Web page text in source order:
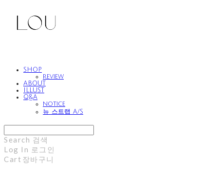
SHOP
review
ABOUT
ILLUST
Q&A
notice
뉴 스트랩 A/S
Search 검색
Log In 로그인
Cart 장바구니